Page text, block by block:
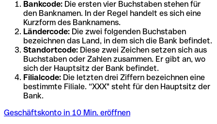
Bankcode: Die ersten vier Buchstaben stehen für
den Banknamen. In der Regel handelt es sich eine
Kurzform des Banknamens.
Ländercode: Die zwei folgenden Buchstaben
bezeichnen das Land, in dem sich die Bank befindet.
Standortcode: Diese zwei Zeichen setzen sich aus
Buchstaben oder Zahlen zusammen. Er gibt an, wo
sich der Hauptsitz der Bank befindet.
Filialcode: Die letzten drei Ziffern bezeichnen eine
bestimmte Filiale. “XXX" steht für den Hauptsitz der
Bank.
Geschäftskonto in 10 Min. eröffnen